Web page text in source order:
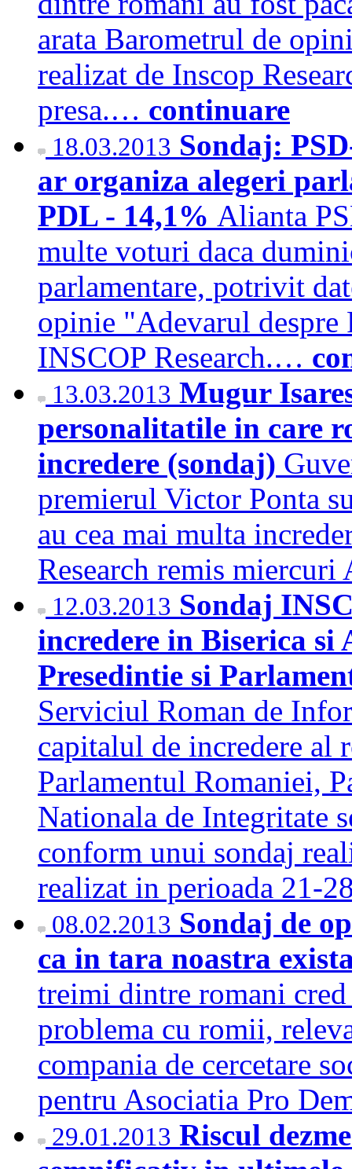
arata Barometrul de
realizat de Inscop
presa.… continuare
18.03.2013 Sondaj:
ar organiza alegeri
PDL - 14,1% Alianta
multe voturi daca
parlamentare, potrivit
opinie "Adevarul despre
INSCOP Research.…
13.03.2013 Mugur
personalitatile in care
incredere (sondaj)
premierul Victor Ponta
au cea mai multa
Research remis
12.03.2013 Sondaj
incredere in Biserica
Presedintie si
Serviciul Roman de
capitalul de incredere al
Parlamentul Romaniei,
Nationala de Integritate
conform unui sondaj
realizat in perioada 21-
08.02.2013 Sondaj de
ca in tara noastra
treimi dintre romani
problema cu romii,
compania de cercetare
pentru Asociatia Pro
29.01.2013 Riscul